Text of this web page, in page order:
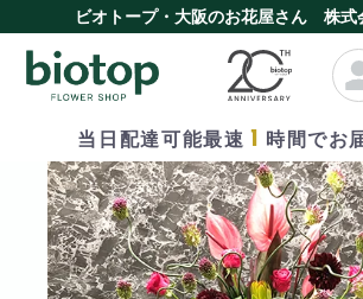
ビオトープ・大阪のお花屋さん 株式
当日配達可能最速 1 時間でお